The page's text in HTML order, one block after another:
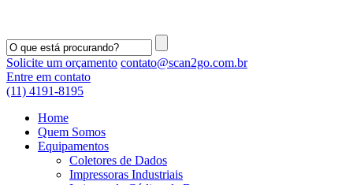
Solicite um orçamento contato@scan2go.com.br
Entre em contato
(11) 4191-8195
Home
Quem Somos
Equipamentos
Coletores de Dados
Impressoras Industriais